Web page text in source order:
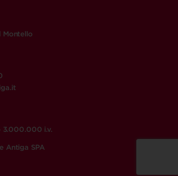
Montello
3.000.000 i.v.
Antiga SPA